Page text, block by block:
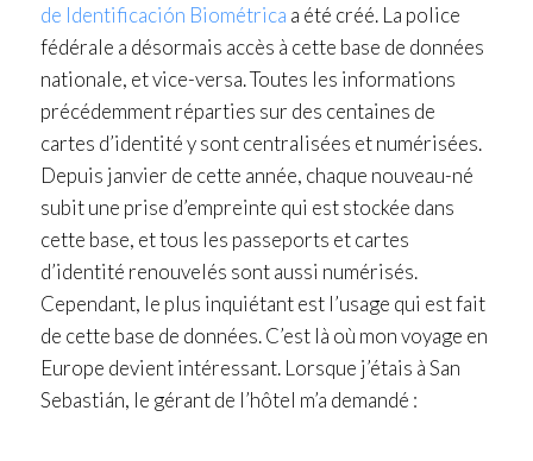
de Identificación Biométrica a été créé. La police
fédérale a désormais accès à cette base de données
nationale, et vice-versa. Toutes les informations
précédemment réparties sur des centaines de
cartes d’identité y sont centralisées et numérisées.
Depuis janvier de cette année, chaque nouveau-né
subit une prise d’empreinte qui est stockée dans
cette base, et tous les passeports et cartes
d’identité renouvelés sont aussi numérisés.
Cependant, le plus inquiétant est l’usage qui est fait
de cette base de données. C’est là où mon voyage en
Europe devient intéressant. Lorsque j’étais à San
Sebastián, le gérant de l’hôtel m’a demandé :